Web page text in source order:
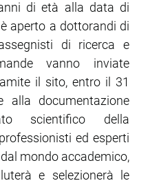
di età alla data di
aperto a dottorandi di
di ricerca e
vanno inviate
il sito, entro il 31
alla documentazione
scientifico della
ed esperti
mondo accademico,
e selezionerà le